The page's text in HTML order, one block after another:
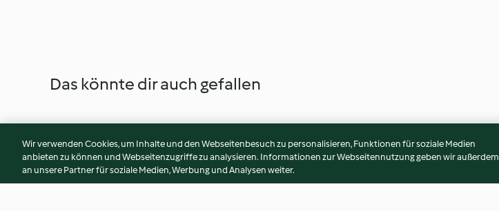
Das könnte dir auch gefallen
Wir verwenden Cookies, um Inhalte und den Webseitenbesuch zu personalisieren, Funktionen für soziale Medien
anbieten zu können und Webseitenzugriffe zu analysieren. Informationen zur Webseitennutzung geben wir außerdem
an unsere Partner für soziale Medien, Werbung und Analysen weiter.